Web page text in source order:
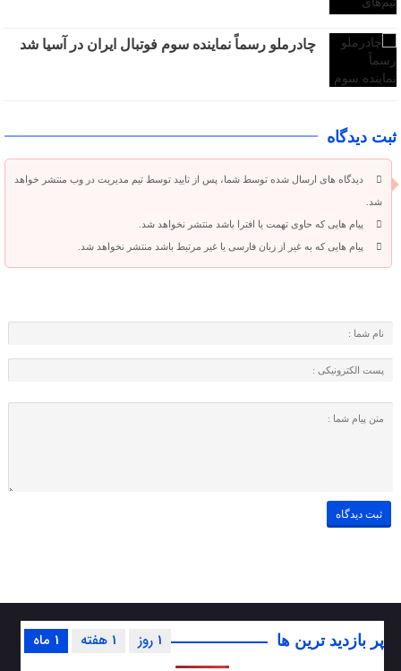
چادرملو رسماً نماینده سوم فوتبال ایران در آسیا شد
ثبت دیدگاه
دیدگاه های ارسال شده توسط شما، پس از تایید توسط تیم مدیریت در وب منتشر خواهد
شد.
پیام هایی که حاوی تهمت یا افترا باشد منتشر نخواهد شد.
پیام هایی که به غیر از زبان فارسی یا غیر مرتبط باشد منتشر نخواهد شد.
پر بازدید ترین ها 1 ماه 1 هفته 1 روز